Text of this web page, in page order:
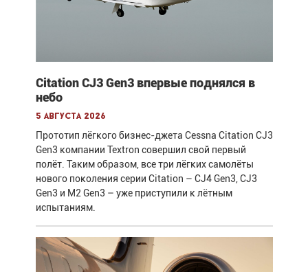
Citation CJ3 Gen3 впервые поднялся в
небо
5 августа 2026
Прототип лёгкого бизнес-джета Cessna Citation CJ3
Gen3 компании Textron совершил свой первый
полёт. Таким образом, все три лёгких самолёты
нового поколения серии Citation – CJ4 Gen3, CJ3
Gen3 и M2 Gen3 – уже приступили к лётным
испытаниям.